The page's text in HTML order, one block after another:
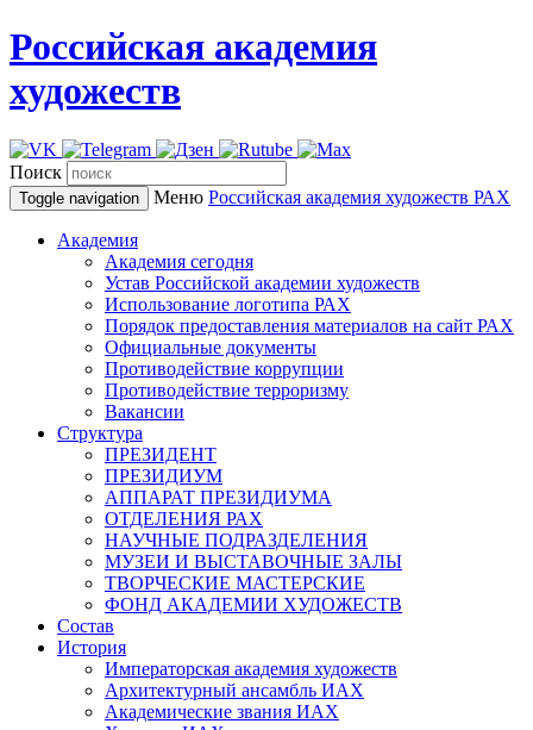
Российская академия
художеств
Поиск
Toggle navigation Меню Российская академия художеств РАХ
Академия
Академия сегодня
Устав Российской академии художеств
Использование логотипа РАХ
Порядок предоставления материалов на сайт РАХ
Официальные документы
Противодействие коррупции
Противодействие терроризму
Вакансии
Структура
ПРЕЗИДЕНТ
ПРЕЗИДИУМ
АППАРАТ ПРЕЗИДИУМА
ОТДЕЛЕНИЯ РАХ
НАУЧНЫЕ ПОДРАЗДЕЛЕНИЯ
МУЗЕИ И ВЫСТАВОЧНЫЕ ЗАЛЫ
ТВОРЧЕСКИЕ МАСТЕРСКИЕ
ФОНД АКАДЕМИИ ХУДОЖЕСТВ
Состав
История
Императорская академия художеств
Архитектурный ансамбль ИАХ
Академические звания ИАХ